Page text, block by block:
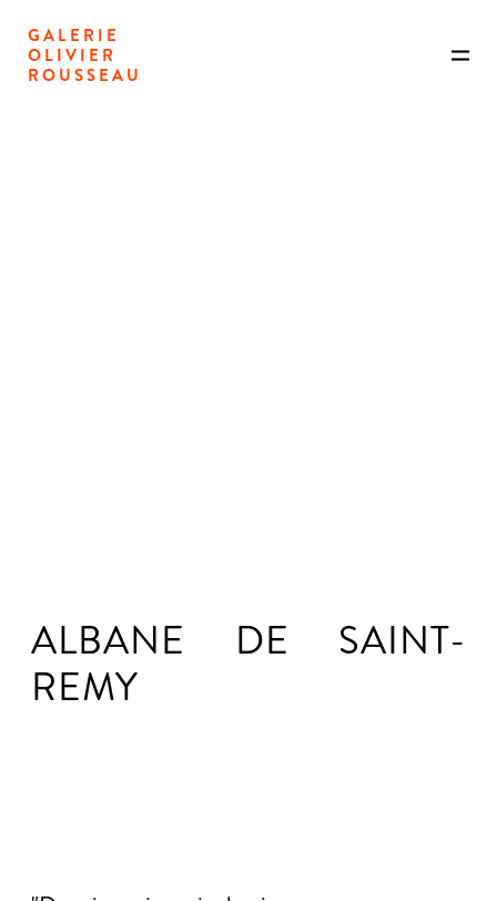
GALERIE
OLIVIER
ROUSSEAU
ALBANE DE SAINT-
REMY